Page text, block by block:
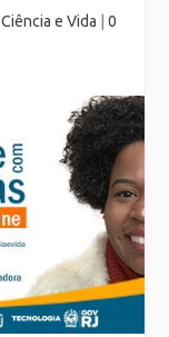
e Vida 0